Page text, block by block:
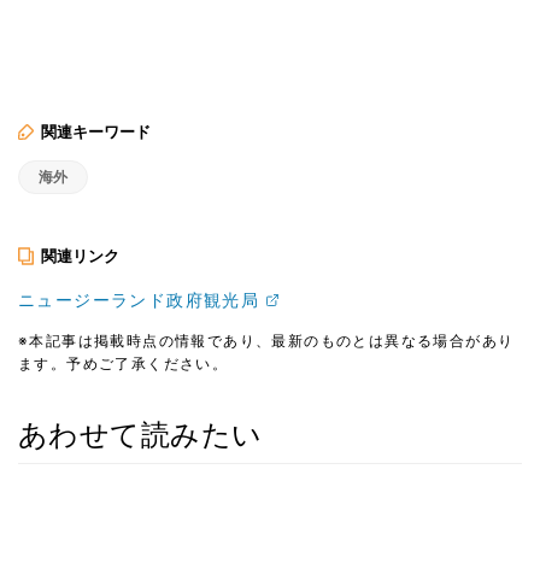
関連キーワード
海外
関連リンク
ニュージーランド政府観光局
※本記事は掲載時点の情報であり、最新のものとは異なる場合があり
ます。予めご了承ください。
あわせて読みたい